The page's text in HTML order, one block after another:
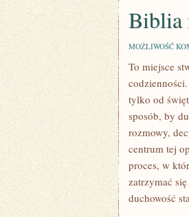
Biblia
MOŻLIWOŚĆ
To miejsce
tylko od
sposób, by
rozmowy,
centrum tej
proces, w
zatrzymać
duchowość